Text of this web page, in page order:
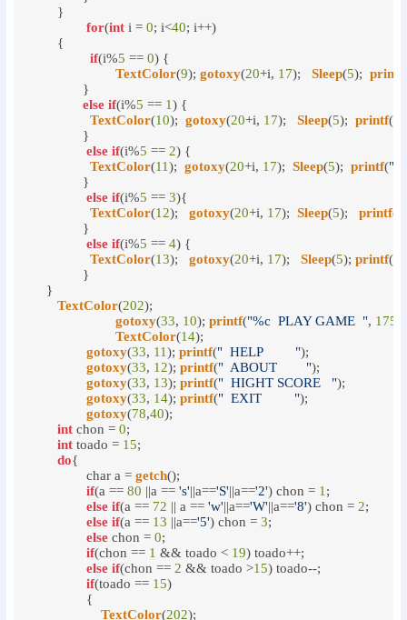
for(int i = 0; i<40; i++)
if(i%5 == 0) {
TextColor(9); gotoxy(20+i, 17); Sleep(5); printf
else if(i%5 == 1) {
TextColor(10); gotoxy(20+i, 17); Sleep(5); printf(
else if(i%5 == 2) {
TextColor(11); gotoxy(20+i, 17); Sleep(5); printf(
else if(i%5 == 3){
TextColor(12); gotoxy(20+i, 17); Sleep(5); printf(
else if(i%5 == 4) {
TextColor(13); gotoxy(20+i, 17); Sleep(5); printf(
     }
TextColor(202);
gotoxy(33, 10); printf("%c  PLAY GAME  ", 175
TextColor(14);
gotoxy(33, 11); printf("  HELP         ");
gotoxy(33, 12); printf("  ABOUT        ");
gotoxy(33, 13); printf("  HIGHT SCORE   ");
gotoxy(33, 14); printf("  EXIT         ");
gotoxy(78,40);
int chon = 0;
int toado = 15;
do{
		char a =
getch();
if(a == 80 ||a == 's'||a=='S'||a=='2') chon = 1;
else if(a == 72 || a == 'w'||a=='W'||a=='8') chon = 2;
else if(a == 13 ||a=='5') chon = 3;
else chon = 0;
if(chon == 1 && toado < 19) toado++;
else if(chon == 2 && toado >15) toado--;
if(toado == 15)
TextColor(202);